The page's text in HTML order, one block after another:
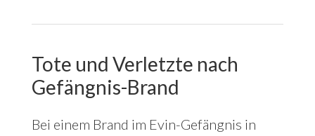
Tote und Verletzte nach
Gefängnis-Brand
Bei einem Brand im Evin-Gefängnis in